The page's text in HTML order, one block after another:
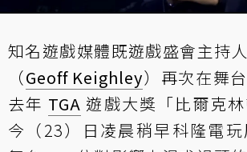
知名遊戲媒體既遊戲盛會主持
（Geoff Keighley）再次在舞
去年 TGA 遊戲大獎「比爾克
今（23）日凌晨稍早科隆電玩